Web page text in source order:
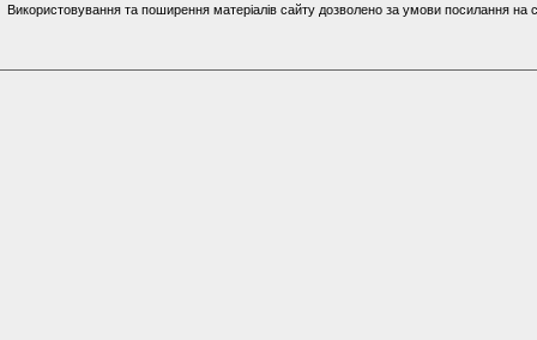
Використовування та поширення матеріалів сайту дозволено за умови посилання на